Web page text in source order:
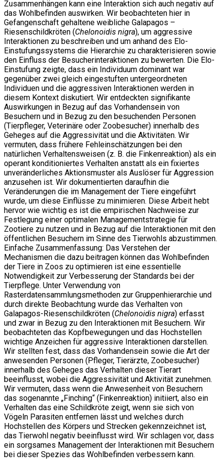
Zusammenhängen kann eine Interaktion sich auch negativ auf
das Wohlbefinden auswirken. Wir beobachteten hier in
Gefangenschaft gehaltene weibliche Galapagos –
Riesenschildkröten (Chelonoidis nigra), um aggressive
Interaktionen zu beschreiben und um anhand des Elo-
Einstufungssystems die Hierarchie zu charakterisieren sowie
den Einfluss der Besucherinteraktionen zu bewerten. Die Elo-
Einstufung zeigte, dass ein Individuum dominant war
gegenüber zwei gleich eingestuften untergeordneten
Individuen und die aggressiven Interaktionen werden in
diesem Kontext diskutiert. Wir entdeckten signifikante
Auswirkungen in Bezug auf das Vorhandensein von
Besuchern und in Bezug zu den besuchenden Personen
(Tierpfleger, Veterinäre oder Zoobesucher) innerhalb des
Geheges auf die Aggressivität und die Aktivitäten. Wir
vermuten, dass frühere Fehleinschätzungen bei den
natürlichen Verhaltensweisen (z. B. die Finkenreaktion) als ein
operant konditioniertes Verhalten anstatt als ein fixiertes
unveränderliches Aktionsmuster als Auslöser für Aggression
anzusehen ist. Wir dokumentierten daraufhin die
Veränderungen die im Management der Tiere eingeführt
wurde, um diese Einflüsse zu minimieren. Diese Arbeit hebt
hervor wie wichtig es ist die empirischen Nachweise zur
Festlegung einer optimalen Managementstrategie für
Zootiere zu nutzen und in Bezug auf die Interaktionen mit den
öffentlichen Besuchern im Sinne des Tierwohls abzustimmen.
Einfache Zusammenfassung: Das Verstehen der
Mechanismen die dazu beitragen können das Wohlbefinden
der Tiere in Zoos zu optimieren ist eine essentielle
Notwendigkeit zur Verbesserung der Standards bei der
Tierpflege. Unter Verwendung von
Rasterdatensammlungsmethoden zur Gruppenhierarchie und
durch direkte Beobachtung wurde das Verhalten von
Galapagos-Riesenschildkröten (Chelonoidis nigra) erfasst
und zwar in Bezug zu den Interaktionen mit Besuchern. Wir
beobachteten das Kopfbewegungen und das Hochstellen
wichtige Anzeichen für aggressive Interaktionen darstellen.
Wir stellten fest, dass das Vorhandensein sowie die Art der
anwesenden Personen (Pfleger, Tierärzte, Zoobesucher)
innerhalb des Geheges das Verhalten dieser Tierart
beeinflusst, wobei die Aggressivität und Aktivität zunehmen.
Wir vermuten, dass wenn die Anwesenheit von Besuchern
das sogenannte „Finching“ (Finkenreaktion) initiiert, also ein
Verhalten das eine Schildkröte zeigt, wenn sie sich von
Vögeln Parasiten entfernen lässt und welches durch
Hochstellen des Körpers und Strecken gekennzeichnet ist,
das Tierwohl negativ beeinflusst wird. Wir schlagen vor, dass
ein sorgsames Management der Interaktionen mit Besuchern
bei dieser Spezies das Wohlbefinden verbessern kann.